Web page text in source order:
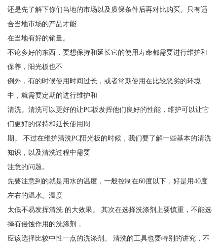
还是先了解下你们当地的市场以及质保条件后再对比购买。只有适
合当地市场的产品才能
在当地有好的销量。
不论多好的东西，要想保持和延长它的使用寿命都需要进行维护和
保养，阳光板也不
例外，有的时候使用时间过长，或者常期使用在比较恶劣的环境
中，就需要定期的进行维护和
清洗。清洗可以更好的让PC板发挥他们良好的性能，维护可以让它
们更好的保持和延长使用周
期。 不过在维护清洗PC阳光板的时候，我们要了解一些基本的清洗
知识，以及清洗过程中需要
注意的问题。
先要注意到的就是用水的温度，一般控制在60度以下，好是用40度
左右的温水。温度
太低不易发挥清洗 的大效果。 其次在选择洗涤剂上要慎重，不能选
择有侵蚀作用的洗涤剂，
应该选择比较中性一点的洗涤剂。 清洗的工具也要特别的讲究，不